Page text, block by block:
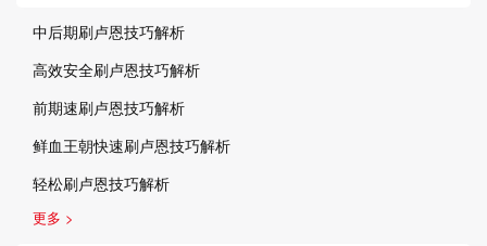
中后期刷卢恩技巧解析
高效安全刷卢恩技巧解析
前期速刷卢恩技巧解析
鲜血王朝快速刷卢恩技巧解析
轻松刷卢恩技巧解析
更多 >